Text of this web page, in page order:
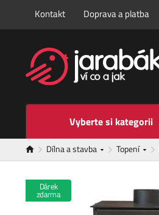
Kontakt Doprava a platba
Vyberte si kategorii
Dílna a stavba Topení
Dárek
zdarma